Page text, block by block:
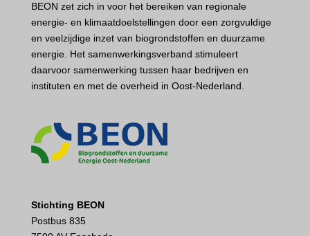
BEON zet zich in voor het bereiken van regionale
energie- en klimaatdoelstellingen door een zorgvuldige
en veelzijdige inzet van biogrondstoffen en duurzame
energie. Het samenwerkingsverband stimuleert
daarvoor samenwerking tussen haar bedrijven en
instituten en met de overheid in Oost-Nederland.
Stichting BEON
Postbus 835